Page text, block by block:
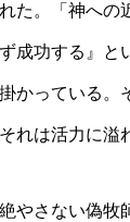
た。「神への
成功する』
かっている
れは活力に溢
やさない偽牧